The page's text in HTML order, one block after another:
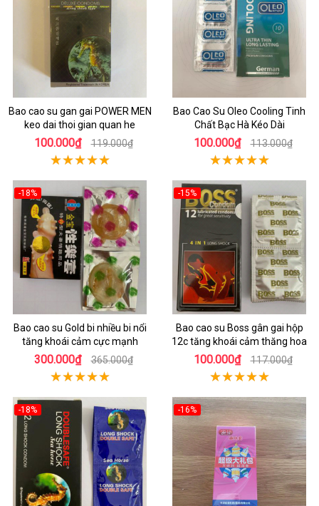
Bao cao su gan gai POWER MEN
keo dai thoi gian quan he
100.000₫ 119.000₫
Bao Cao Su Oleo Cooling Tinh
Chất Bạc Hà Kéo Dài
100.000₫ 113.000₫
-18%
Bao cao su Gold bi nhiều bi nổi
tăng khoái cảm cực mạnh
300.000₫ 365.000₫
-15%
Bao cao su Boss gân gai hộp
12c tăng khoái cảm thăng hoa
100.000₫ 117.000₫
-18% -16%